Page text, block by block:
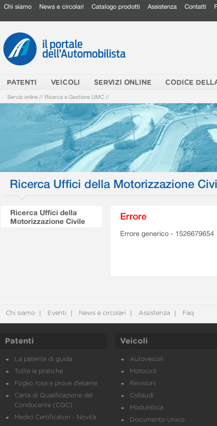
Chi siamo News e circolari Catalogo prodotti Assistenza Contatti
PATENTI VEICOLI SERVIZI ONLINE CODICE
Servizi online // Ricerca e Gestione UMC //
Ricerca Uffici della Motorizzazione
Ricerca Uffici della
Motorizzazione Civile
Errore
Errore generico - 1526679654
Chi siamo Eventi News e circolari Assistenza Faq
Patenti
La patente di guida
Tutte le pratiche
Foglio rosa e prove d’esame
Carta di Qualificazione del
Conducente (CQC)
Medici Certificatori - Novità
Veicoli
Autoveicoli
Motocicli
Revisioni
Collaudi
Modulistica
Documento Unico